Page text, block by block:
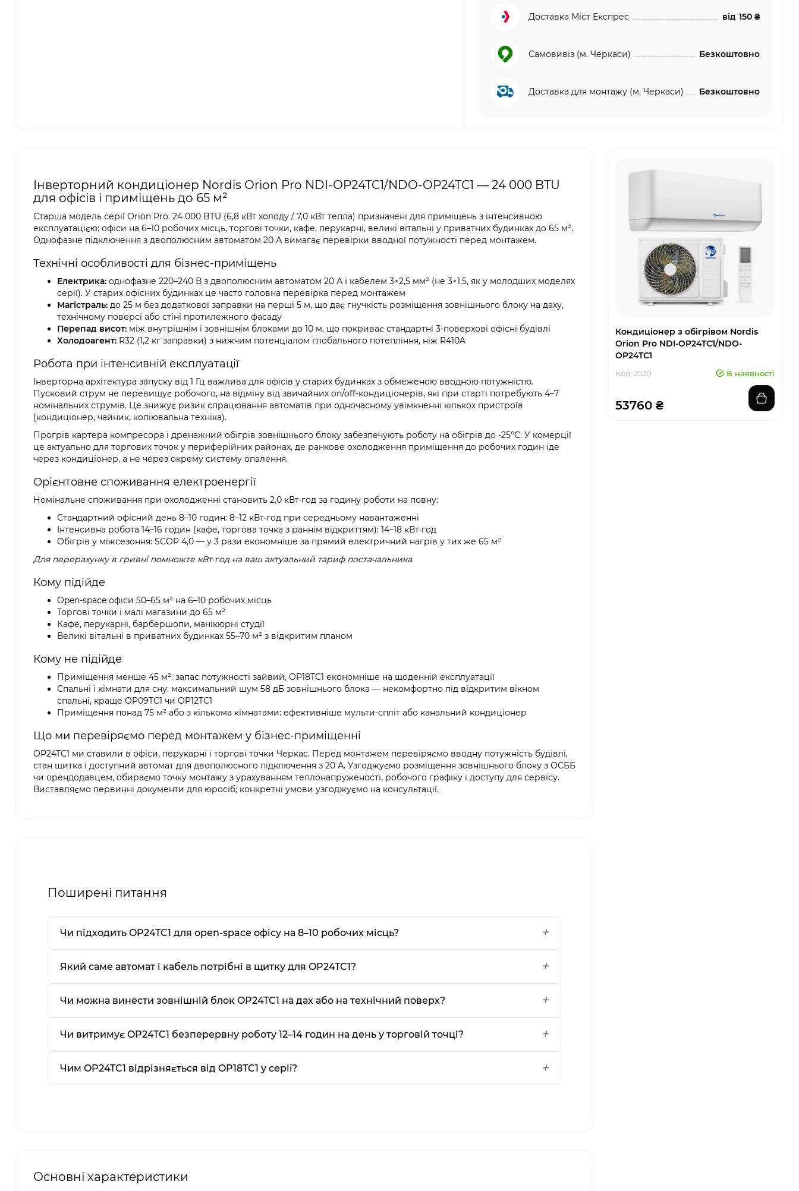
Доставка Міст Експрес від 150 ₴
Самовивіз (м. Черкаси) Безкоштовно
Доставка для монтажу (м. Черкаси) Безкоштовно
Інверторний кондиціонер Nordis Orion Pro NDI-OP24TC1/NDO-OP24TC1 — 24 000 BTU
для офісів і приміщень до 65 м²
Старша модель серії Orion Pro. 24 000 BTU (6,8 кВт холоду / 7,0 кВт тепла) призначені для приміщень з інтенсивною
експлуатацією: офіси на 6–10 робочих місць, торгові точки, кафе, перукарні, великі вітальні у приватних будинках до 65 м².
Однофазне підключення з двополюсним автоматом 20 А вимагає перевірки вводної потужності перед монтажем.
Технічні особливості для бізнес-приміщень
Електрика: однофазне 220–240 В з двополюсним автоматом 20 А і кабелем 3×2,5 мм² (не 3×1,5, як у молодших моделях
серії). У старих офісних будинках це часто головна перевірка перед монтажем
Магістраль: до 25 м без додаткової заправки на перші 5 м, що дає гнучкість розміщення зовнішнього блоку на даху,
технічному поверсі або стіні протилежного фасаду
Перепад висот: між внутрішнім і зовнішнім блоками до 10 м, що покриває стандартні 3-поверхові офісні будівлі
Холодоагент: R32 (1,2 кг заправки) з нижчим потенціалом глобального потепління, ніж R410A
Робота при інтенсивній експлуатації
Інверторна архітектура запуску від 1 Гц важлива для офісів у старих будинках з обмеженою вводною потужністю.
Пусковий струм не перевищує робочого, на відміну від звичайних on/off-кондиціонерів, які при старті потребують 4–7
номінальних струмів. Це знижує ризик спрацювання автоматів при одночасному увімкненні кількох пристроїв
(кондиціонер, чайник, копіювальна техніка).
Прогрів картера компресора і дренажний обігрів зовнішнього блоку забезпечують роботу на обігрів до -25°C. У комерції
це актуально для торгових точок у периферійних районах, де ранкове охолодження приміщення до робочих годин іде
через кондиціонер, а не через окрему систему опалення.
Орієнтовне споживання електроенергії
Номінальне споживання при охолодженні становить 2,0 кВт·год за годину роботи на повну:
Стандартний офісний день 8–10 годин: 8–12 кВт·год при середньому навантаженні
Інтенсивна робота 14–16 годин (кафе, торгова точка з раннім відкриттям): 14–18 кВт·год
Обігрів у міжсезоння: SCOP 4,0 — у 3 рази економніше за прямий електричний нагрів у тих же 65 м²
Для перерахунку в гривні помножте кВт·год на ваш актуальний тариф постачальника.
Кому підійде
Open-space офіси 50–65 м² на 6–10 робочих місць
Торгові точки і малі магазини до 65 м²
Кафе, перукарні, барбершопи, манікюрні студії
Великі вітальні в приватних будинках 55–70 м² з відкритим планом
Кому не підійде
Приміщення менше 45 м²: запас потужності зайвий, OP18TC1 економніше на щоденній експлуатації
Спальні і кімнати для сну: максимальний шум 58 дБ зовнішнього блока — некомфортно під відкритим вікном
спальні, краще OP09TC1 чи OP12TC1
Приміщення понад 75 м² або з кількома кімнатами: ефективніше мульти-спліт або канальний кондиціонер
Що ми перевіряємо перед монтажем у бізнес-приміщенні
OP24TC1 ми ставили в офіси, перукарні і торгові точки Черкас. Перед монтажем перевіряємо вводну потужність будівлі,
стан щитка і доступний автомат для двополюсного підключення з 20 А. Узгоджуємо розміщення зовнішнього блоку з ОСББ
чи орендодавцем, обираємо точку монтажу з урахуванням теплонапруженості, робочого графіку і доступу для сервісу.
Виставляємо первинні документи для юросіб; конкретні умови узгоджуємо на консультації.
Поширені питання
Чи підходить OP24TC1 для open-space офісу на 8–10 робочих місць?
Який саме автомат і кабель потрібні в щитку для OP24TC1?
Чи можна винести зовнішній блок OP24TC1 на дах або на технічний поверх?
Чи витримує OP24TC1 безперервну роботу 12–14 годин на день у торговій точці?
Чим OP24TC1 відрізняється від OP18TC1 у серії?
Основні характеристики
Кондиціонер з обігрівом Nordis
Orion Pro NDI-OP24TC1/NDO-
OP24TC1
Код: 2520 В наявності
53760 ₴